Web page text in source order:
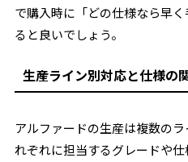
で購入時に「どの仕様なら早
ると良いでしょう。
生産ライン別対応と仕様の
アルファードの生産は複数の
れぞれに担当するグレードや